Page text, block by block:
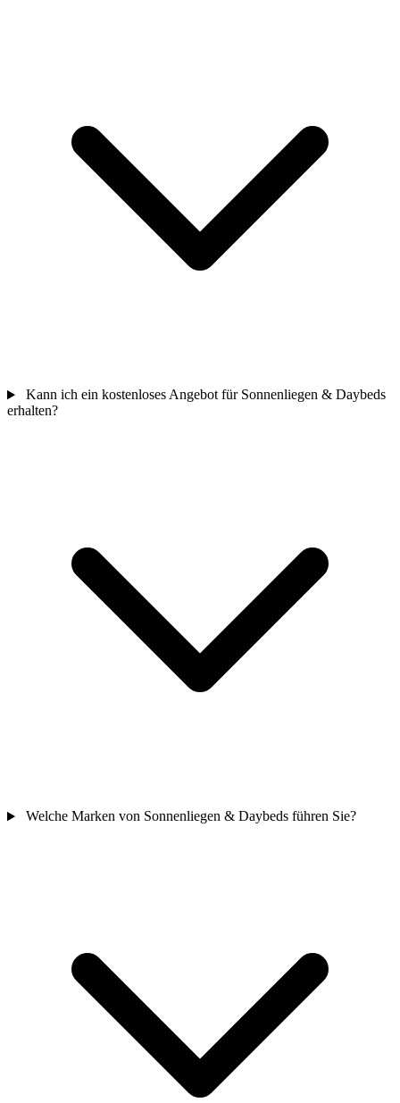
Kann ich ein kostenloses Angebot für Sonnenliegen & Daybeds
erhalten?
Welche Marken von Sonnenliegen & Daybeds führen Sie?